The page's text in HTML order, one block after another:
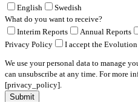
English
Swedish
What do you want to receive?
Interim Reports
Annual Reports
Privacy Policy
I accept the
We use your personal data to manage
can unsubscribe at any time. For more
[privacy_policy].
Submit